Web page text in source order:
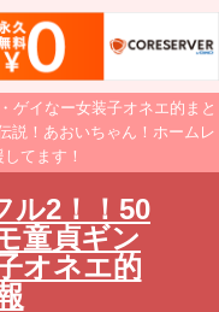
ゲイなー女装子オネエ的まと
説！あおいちゃん！ホームレ
てます！
ル2！！50
童貞ギン
オネエ的